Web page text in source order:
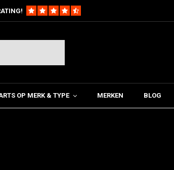
OP MERK & TYPE MERKEN BLOG